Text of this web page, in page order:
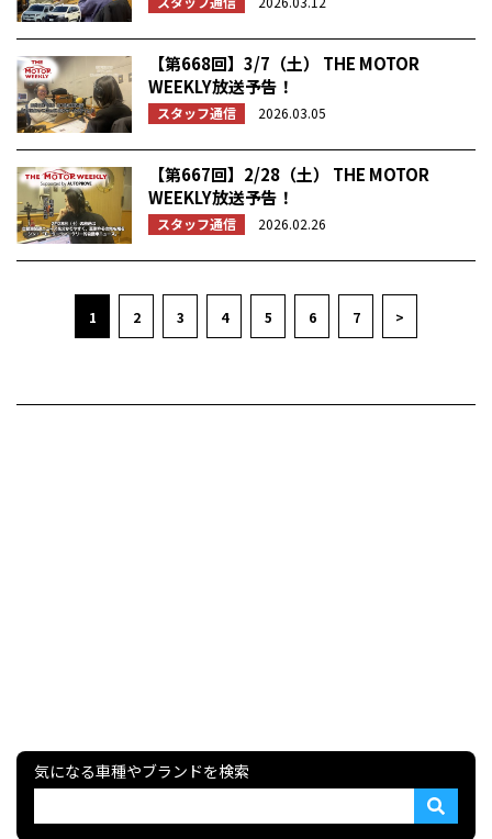
【第668回】3/7（土） THE MOTOR
WEEKLY放送予告！
スタッフ通信 2026.03.05
【第667回】2/28（土） THE MOTOR
WEEKLY放送予告！
スタッフ通信 2026.02.26
1 2 3 4 5 6 7 >
気になる車種やブランドを検索